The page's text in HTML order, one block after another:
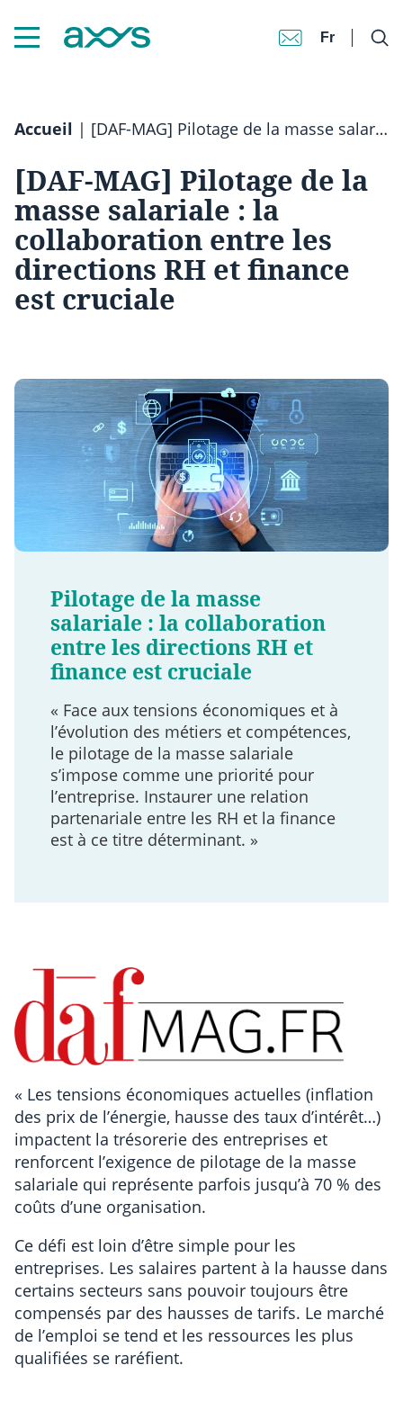
Fr
Accueil | [DAF-MAG] Pilotage de la masse salariale : la collaboration entre les directions RH et finance est cruciale
[DAF-MAG] Pilotage de la
masse salariale : la
collaboration entre les
directions RH et finance
est cruciale
Pilotage de la masse
salariale : la collaboration
entre les directions RH et
finance est cruciale
« Face aux tensions économiques et à
l’évolution des métiers et compétences,
le pilotage de la masse salariale
s’impose comme une priorité pour
l’entreprise. Instaurer une relation
partenariale entre les RH et la finance
est à ce titre déterminant. »
« Les tensions économiques actuelles (inflation
des prix de l’énergie, hausse des taux d’intérêt…)
impactent la trésorerie des entreprises et
renforcent l’exigence de pilotage de la masse
salariale qui représente parfois jusqu’à 70 % des
coûts d’une organisation.
Ce défi est loin d’être simple pour les
entreprises. Les salaires partent à la hausse dans
certains secteurs sans pouvoir toujours être
compensés par des hausses de tarifs. Le marché
de l’emploi se tend et les ressources les plus
qualifiées se raréfient.